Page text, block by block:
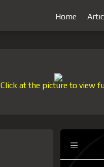
Home
Click at the picture to view